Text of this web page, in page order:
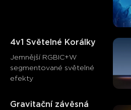
4v1 Světelné Korálky
Jemnější RGBIC+W
segmentované světelné
efekty
Gravitační závěsná
Negativní
Generováno AI z textu